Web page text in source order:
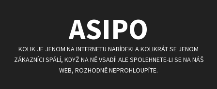
ASIPO
KOLIK JE JENOM NA INTERNETU NABÍDEK! A KOLIKRÁT SE JENOM
ZÁKAZNÍCI SPÁLÍ, KDYŽ NA NĚ VSADÍ! ALE SPOLEHNETE-LI SE NA NÁŠ
WEB, ROZHODNĚ NEPROHLOUPÍTE.